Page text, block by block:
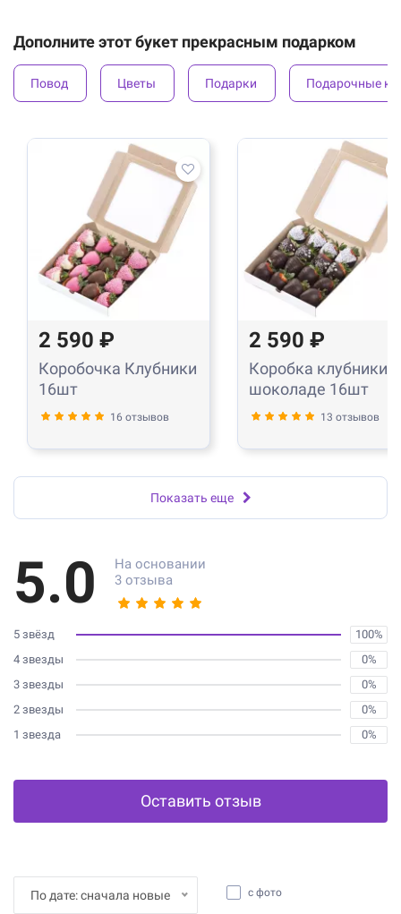
Дополните этот букет прекрасным подарком
Повод Цветы Подарки Подарочные
2 590 ₽
Коробочка Клубники
16шт
16 отзывов
2 590 ₽
Коробка клубники в
шоколаде 16шт
13 отзывов
Показать еще
5.0
На основании
3 отзыва
5 звёзд
100%
4 звезды
0%
3 звезды
0%
2 звезды
0%
1 звезда
0%
Оставить отзыв
По дате: сначала новые с фото